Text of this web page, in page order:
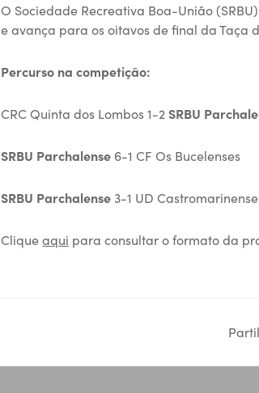
O Sociedade Recreativa Boa-União
e avança para os oitavos de final da Taça
Percurso na competição:
CRC Quinta dos Lombos 1-2 SRBU
SRBU Parchalense 6-1 CF Os Bucelenses
SRBU Parchalense 3-1 UD Castromarinense
Cliqueaqui para consultar o formato da